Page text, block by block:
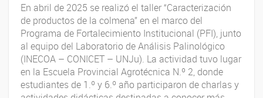
En abril de 2025 se realizó el taller “Caracterización
de productos de la colmena” en el marco del
Programa de Fortalecimiento Institucional (PFI), junto
al equipo del Laboratorio de Análisis Palinológico
(INECOA – CONICET – UNJu). La actividad tuvo lugar
en la Escuela Provincial Agrotécnica N.º 2, donde
estudiantes de 1.º y 6.º año participaron de charlas y